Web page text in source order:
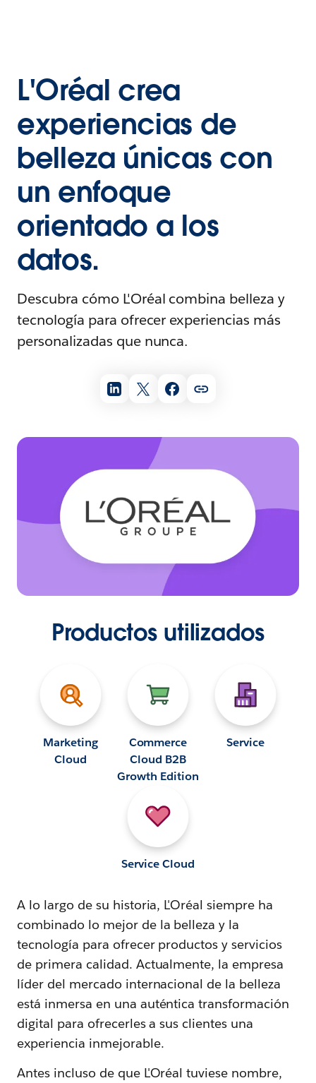
L'Oréal crea
experiencias de
belleza únicas con
un enfoque
orientado a los
datos.
Descubra cómo L'Oréal combina belleza y
tecnología para ofrecer experiencias más
personalizadas que nunca.
Productos utilizados
Marketing
Cloud
Commerce
Cloud B2B
Growth Edition
Service
Service Cloud
A lo largo de su historia, L'Oréal siempre ha
combinado lo mejor de la belleza y la
tecnología para ofrecer productos y servicios
de primera calidad. Actualmente, la empresa
líder del mercado internacional de la belleza
está inmersa en una auténtica transformación
digital para ofrecerles a sus clientes una
experiencia inmejorable.
Antes incluso de que L'Oréal tuviese nombre,